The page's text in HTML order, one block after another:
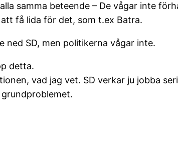
samma beteende – De vågar inte
få lida för det, som t.ex Batra.
ned SD, men politikerna vågar inte.
detta.
vad jag vet. SD verkar ju jobba